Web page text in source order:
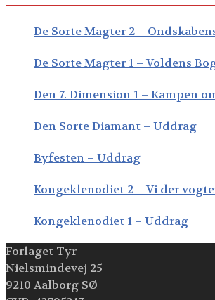
De Sorte Magter 2 –
De Sorte Magter 1 – Voldens
Den 7. Dimension 1 – Kampen
Den Sorte Diamant – Uddrag
Byfesten – Uddrag
Kongeklenodiet 2 – Vi der
Kongeklenodiet 1 – Uddrag
Forlaget Tyr
Nielsmindevej 25
9210 Aalborg SØ